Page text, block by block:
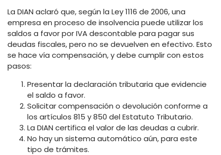
La DIAN aclaró que, según la Ley 1116 de 2006, una
empresa en proceso de insolvencia puede utilizar los
saldos a favor por IVA descontable para pagar sus
deudas fiscales, pero no se devuelven en efectivo. Esto
se hace vía compensación, y debe cumplir con estos
pasos:
Presentar la declaración tributaria que evidencie
el saldo a favor.
Solicitar compensación o devolución conforme a
los artículos 815 y 850 del Estatuto Tributario.
La DIAN certifica el valor de las deudas a cubrir.
No hay un sistema automático aún, para este
tipo de trámites.